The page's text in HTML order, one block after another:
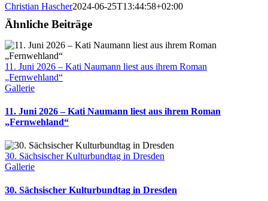
Christian Hascher2024-06-25T13:44:58+02:00
Ähnliche Beiträge
11. Juni 2026 – Kati Naumann liest aus ihrem Roman
„Fernwehland“
Gallerie
11. Juni 2026 – Kati Naumann liest aus ihrem Roman
„Fernwehland“
30. Sächsischer Kulturbundtag in Dresden
Gallerie
30. Sächsischer Kulturbundtag in Dresden